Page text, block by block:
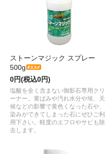
ストーンマジック スプレー
500g
0円(税込0円)
塩酸を全く含まない御影石専用クリ
ーナー。黄ばみや汚れ水分や埃、天
候などの影響で黄色くなった石や、
染みができてしまった石にぜひご利
用下さい。軽度のエフロやサビも除
去します。